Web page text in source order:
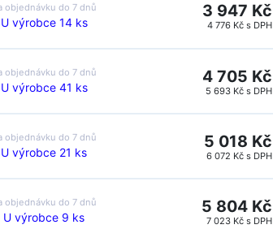
objednávku do7 dnů
U výrobce 14 ks
3 947 Kč
4 776 Kč s DPH
objednávku do7 dnů
U výrobce 41 ks
4 705 Kč
5 693 Kč s DPH
objednávku do7 dnů
U výrobce 21 ks
5 018 Kč
6 072 Kč s DPH
objednávku do7 dnů
U výrobce 9 ks
5 804 Kč
7 023 Kč s DPH